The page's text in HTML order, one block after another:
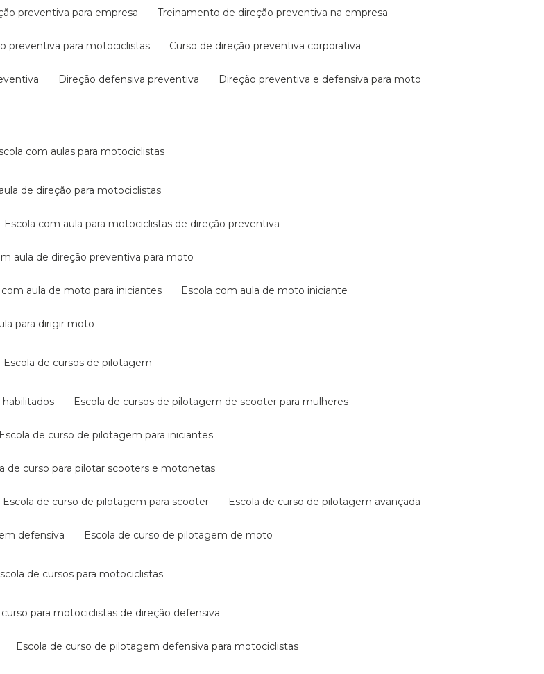
preventiva para empresa treinamento de direção preventiva na empresa
preventiva para motociclistas curso de direção preventiva corporativa
direção defensiva preventiva direção preventiva e defensiva para moto
escola com aulas para motociclistas
de direção para motociclistas
escola com aula para motociclistas de direção preventiva
aula de direção preventiva para moto
com aula de moto para iniciantes escola com aula de moto iniciante
para dirigir moto
escola de cursos de pilotagem
escola de cursos de pilotagem de scooter para mulheres
escola de curso de pilotagem para iniciantes
de curso para pilotar scooters e motonetas
escola de curso de pilotagem para scooter escola de curso de pilotagem avançada
defensiva escola de curso de pilotagem de moto
escola de cursos para motociclistas
curso para motociclistas de direção defensiva
escola de curso de pilotagem defensiva para motociclistas